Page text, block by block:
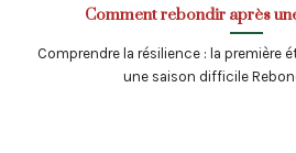
Comment rebondir après
Comprendre la résilience : la première
une saison difficile